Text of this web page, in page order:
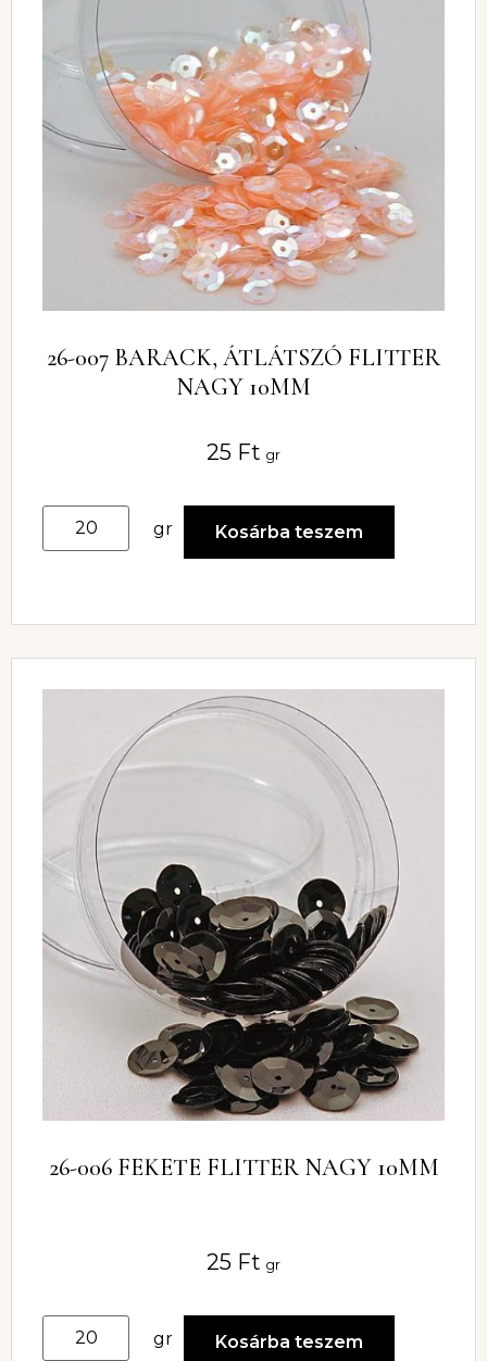
26-007 BARACK, ÁTLÁTSZÓ FLITTER
NAGY 10MM
25 Ft gr
gr Kosárba teszem
26-006 FEKETE FLITTER NAGY 10MM
25 Ft gr
gr Kosárba teszem